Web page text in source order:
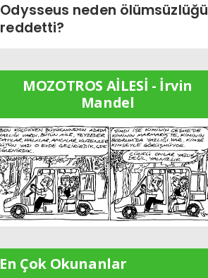
Odysseus neden ölümsüzlüğü
reddetti?
MOZOTROS AİLESİ - İrvin
Mandel
En Çok Okunanlar